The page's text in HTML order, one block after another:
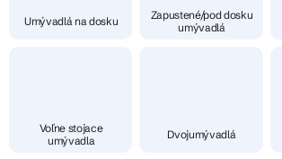
Umývadlá na dosku
Zapustené/pod dosku
umývadlá
Voľne stojace
umývadla
Dvojumývadlá